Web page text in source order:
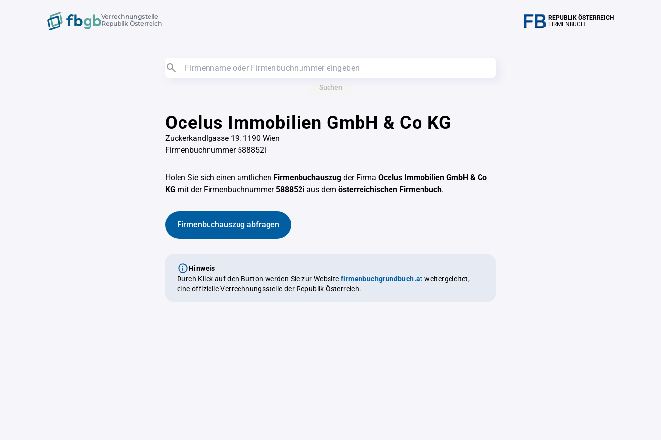
Verrechnungstelle
Republik Österreich
REPUBLIK ÖSTERREICH
FIRMENBUCH
Suchen
Ocelus Immobilien GmbH & Co KG
Zuckerkandlgasse 19, 1190 Wien
Firmenbuchnummer 588852i
Holen Sie sich einen amtlichen Firmenbuchauszug der Firma Ocelus Immobilien GmbH & Co
KG mit der Firmenbuchnummer588852i aus dem österreichischen Firmenbuch.
Firmenbuchauszug abfragen
Hinweis
Durch Klick auf den Button werden Sie zur Website firmenbuchgrundbuch.at weitergeleitet,
eine offizielle Verrechnungsstelle der Republik Österreich.